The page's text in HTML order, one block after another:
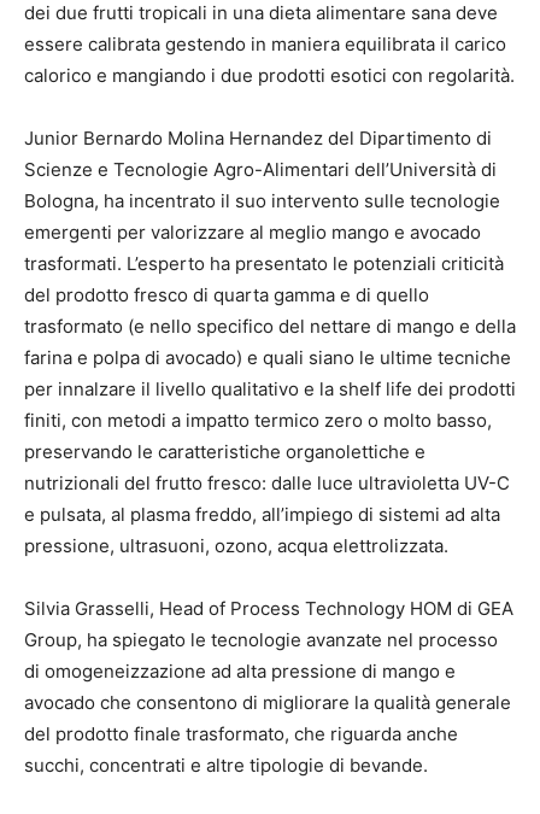
dei due frutti tropicali in una dieta alimentare sana deve
essere calibrata gestendo in maniera equilibrata il carico
calorico e mangiando i due prodotti esotici con regolarità.
Junior Bernardo Molina Hernandez del Dipartimento di
Scienze e Tecnologie Agro-Alimentari dell’Università di
Bologna, ha incentrato il suo intervento sulle tecnologie
emergenti per valorizzare al meglio mango e avocado
trasformati. L’esperto ha presentato le potenziali criticità
del prodotto fresco di quarta gamma e di quello
trasformato (e nello specifico del nettare di mango e della
farina e polpa di avocado) e quali siano le ultime tecniche
per innalzare il livello qualitativo e la shelf life dei prodotti
finiti, con metodi a impatto termico zero o molto basso,
preservando le caratteristiche organolettiche e
nutrizionali del frutto fresco: dalle luce ultravioletta UV-C
e pulsata, al plasma freddo, all’impiego di sistemi ad alta
pressione, ultrasuoni, ozono, acqua elettrolizzata.
Silvia Grasselli, Head of Process Technology HOM di GEA
Group, ha spiegato le tecnologie avanzate nel processo
di omogeneizzazione ad alta pressione di mango e
avocado che consentono di migliorare la qualità generale
del prodotto finale trasformato, che riguarda anche
succhi, concentrati e altre tipologie di bevande.